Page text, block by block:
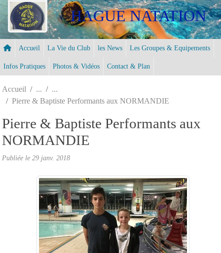
HAGUE NATATION
Accueil La Vie du Club les News Les Groupes & Equipements
Infos Pratiques Photos & Vidéos Contact & Plan
Accueil
Pierre & Baptiste Performants aux NORMANDIE
Pierre & Baptiste Performants aux
NORMANDIE
Publiée le 29 janv. 2018
Panneau de gestion des cookies